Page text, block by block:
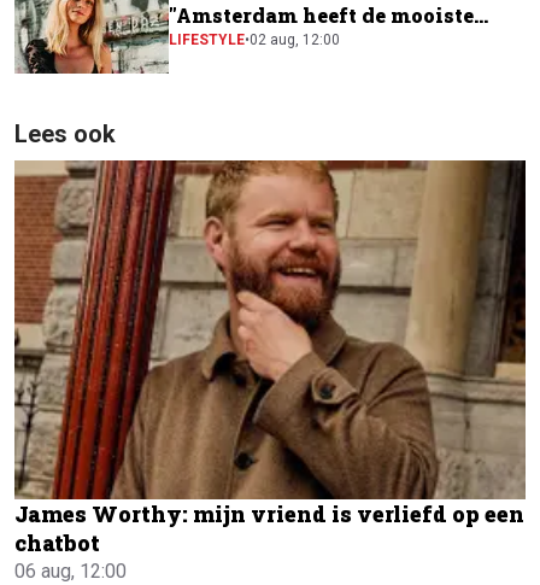
"Amsterdam heeft de mooiste
festivalscene van Europa"
LIFESTYLE•02 aug, 12:00
Lees ook
James Worthy: mijn vriend is verliefd op een
chatbot
06 aug, 12:00